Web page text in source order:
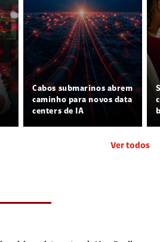
Cabos submarinos abrem
caminho para novos data
centers de IA
Ver todos